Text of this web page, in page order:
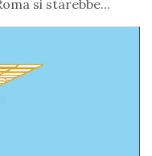
si starebbe...